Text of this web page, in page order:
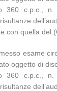
360 c.p.c.,
con quella del
esame
oggetto di
360 c.p.c.,